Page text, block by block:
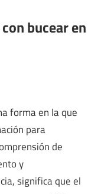
bucear en
forma en la que
para
de
y
significa que el